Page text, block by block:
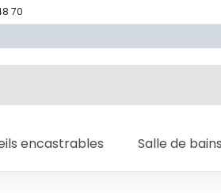
70
encastrables Salle de bains